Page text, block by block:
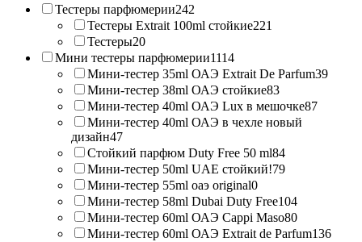
Тестеры парфюмерии242
Тестеры Extrait 100ml стойкие221
Тестеры20
Мини тестеры парфюмерии1114
Мини-тестер 35ml ОАЭ Extrait De Parfum39
Мини-тестер 38ml ОАЭ стойкие83
Мини-тестер 40ml ОАЭ Lux в мешочке87
Мини-тестер 40ml ОАЭ в чехле новый
дизайн47
Стойкий парфюм Duty Free 50 ml84
Мини-тестер 50ml UAE стойкий!79
Мини-тестер 55ml оаэ original0
Мини-тестер 58ml Dubai Duty Free104
Мини-тестер 60ml ОАЭ Cappi Maso80
Мини-тестер 60ml ОАЭ Extrait de Parfum136